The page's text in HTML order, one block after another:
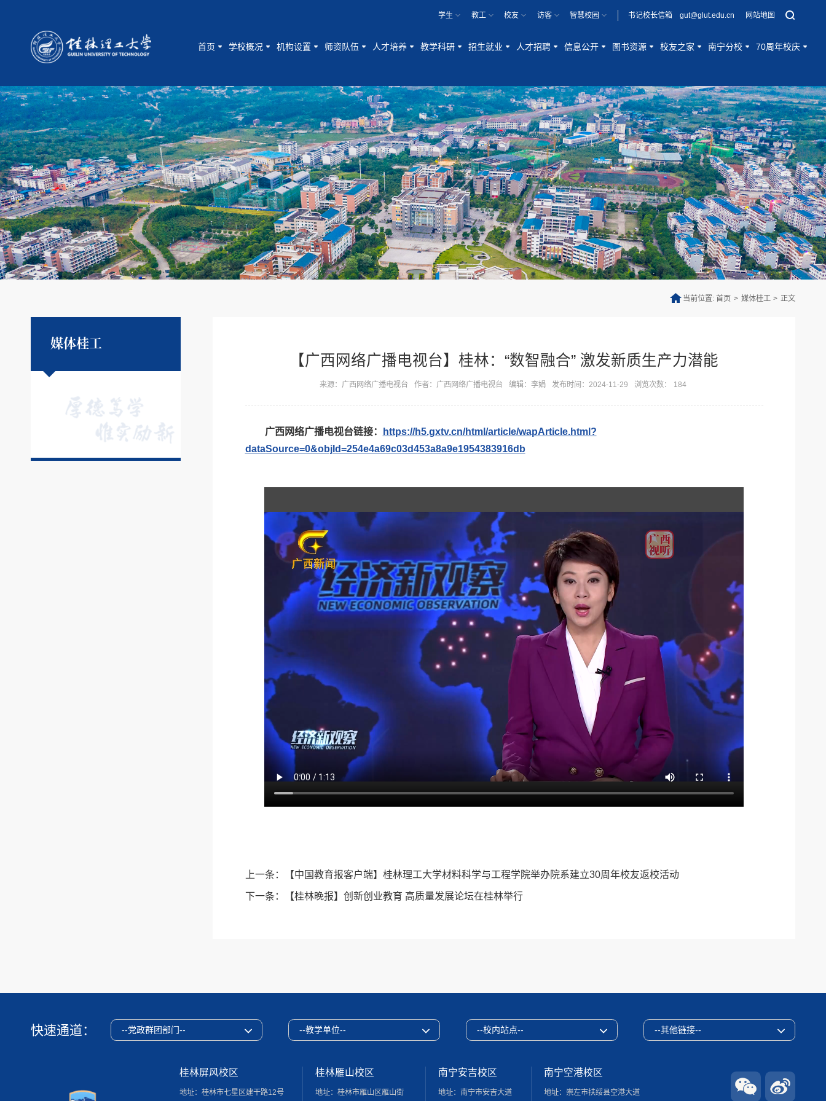
学生 教工 校友 访客 智慧校园 书记校长信箱 gut@glut.edu.cn 网站地图
首页 学校概况 机构设置 师资队伍 人才培养 教学科研 招生就业 人才招聘 信息公开 图书资源 校友之家 南宁分校 70周年校庆
当前位置: 首页 > 媒体桂工 > 正文
媒体桂工
【广西网络广播电视台】桂林：“数智融合” 激发新质生产力潜能
来源：广西网络广播电视台 作者：广西网络广播电视台 编辑：李娟 发布时间：2024-11-29 浏览次数： 184
广西网络广播电视台链接：
https://h5.gxtv.cn/html/article/wapArticle.html?
dataSource=0&objId=254e4a69c03d453a8a9e1954383916db
上一条： 【中国教育报客户端】桂林理工大学材料科学与工程学院举办院系建立30周年校友返校活动
下一条： 【桂林晚报】创新创业教育 高质量发展论坛在桂林举行
快速通道： --党政群团部门-- --教学单位-- --校内站点-- --其他链接--
桂林屏风校区
地址：桂林市七星区建干路12号
桂林雁山校区
地址：桂林市雁山区雁山街
南宁安吉校区
地址：南宁市安吉大道
南宁空港校区
地址：崇左市扶绥县空港大道